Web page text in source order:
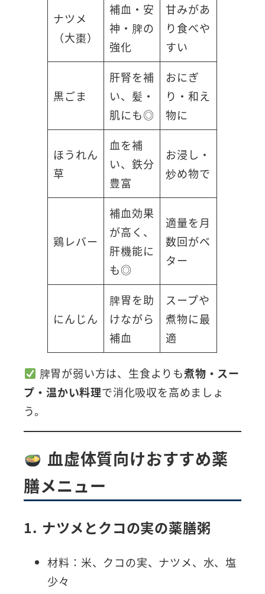
ナツメ
（大棗）
補血・安
神・脾の
強化
甘みがあ
り食べや
すい
黒ごま
肝腎を補
い、髪・
肌にも◎
おにぎ
り・和え
物に
ほうれん
草
血を補
い、鉄分
豊富
お浸し・
炒め物で
鶏レバー
補血効果
が高く、
肝機能に
も◎
適量を月
数回がベ
ター
にんじん
脾胃を助
けながら
補血
スープや
煮物に最
適
脾胃が弱い方は、生食よりも煮物・スー
プ・温かい料理で消化吸収を高めましょ
う。
血虚体質向けおすすめ薬
膳メニュー
1. ナツメとクコの実の薬膳粥
材料：米、クコの実、ナツメ、水、塩
少々